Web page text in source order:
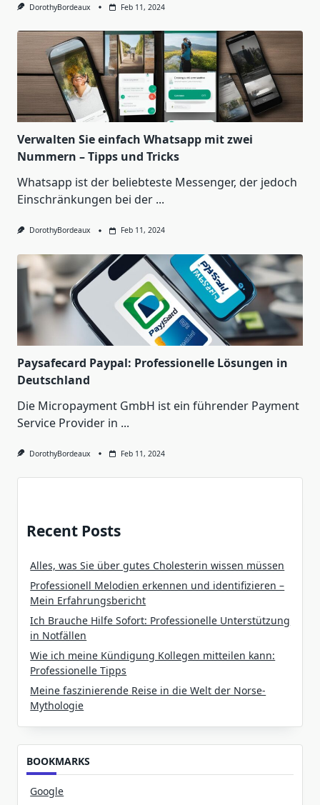
DorothyBordeaux Feb 11, 2024
Verwalten Sie einfach Whatsapp mit zwei
Nummern – Tipps und Tricks
Whatsapp ist der beliebteste Messenger, der jedoch
Einschränkungen bei der ...
DorothyBordeaux Feb 11, 2024
Paysafecard Paypal: Professionelle Lösungen in
Deutschland
Die Micropayment GmbH ist ein führender Payment
Service Provider in ...
DorothyBordeaux Feb 11, 2024
Recent Posts
Alles, was Sie über gutes Cholesterin wissen müssen
Professionell Melodien erkennen und identifizieren –
Mein Erfahrungsbericht
Ich Brauche Hilfe Sofort: Professionelle Unterstützung
in Notfällen
Wie ich meine Kündigung Kollegen mitteilen kann:
Professionelle Tipps
Meine faszinierende Reise in die Welt der Norse-
Mythologie
BOOKMARKS
Google